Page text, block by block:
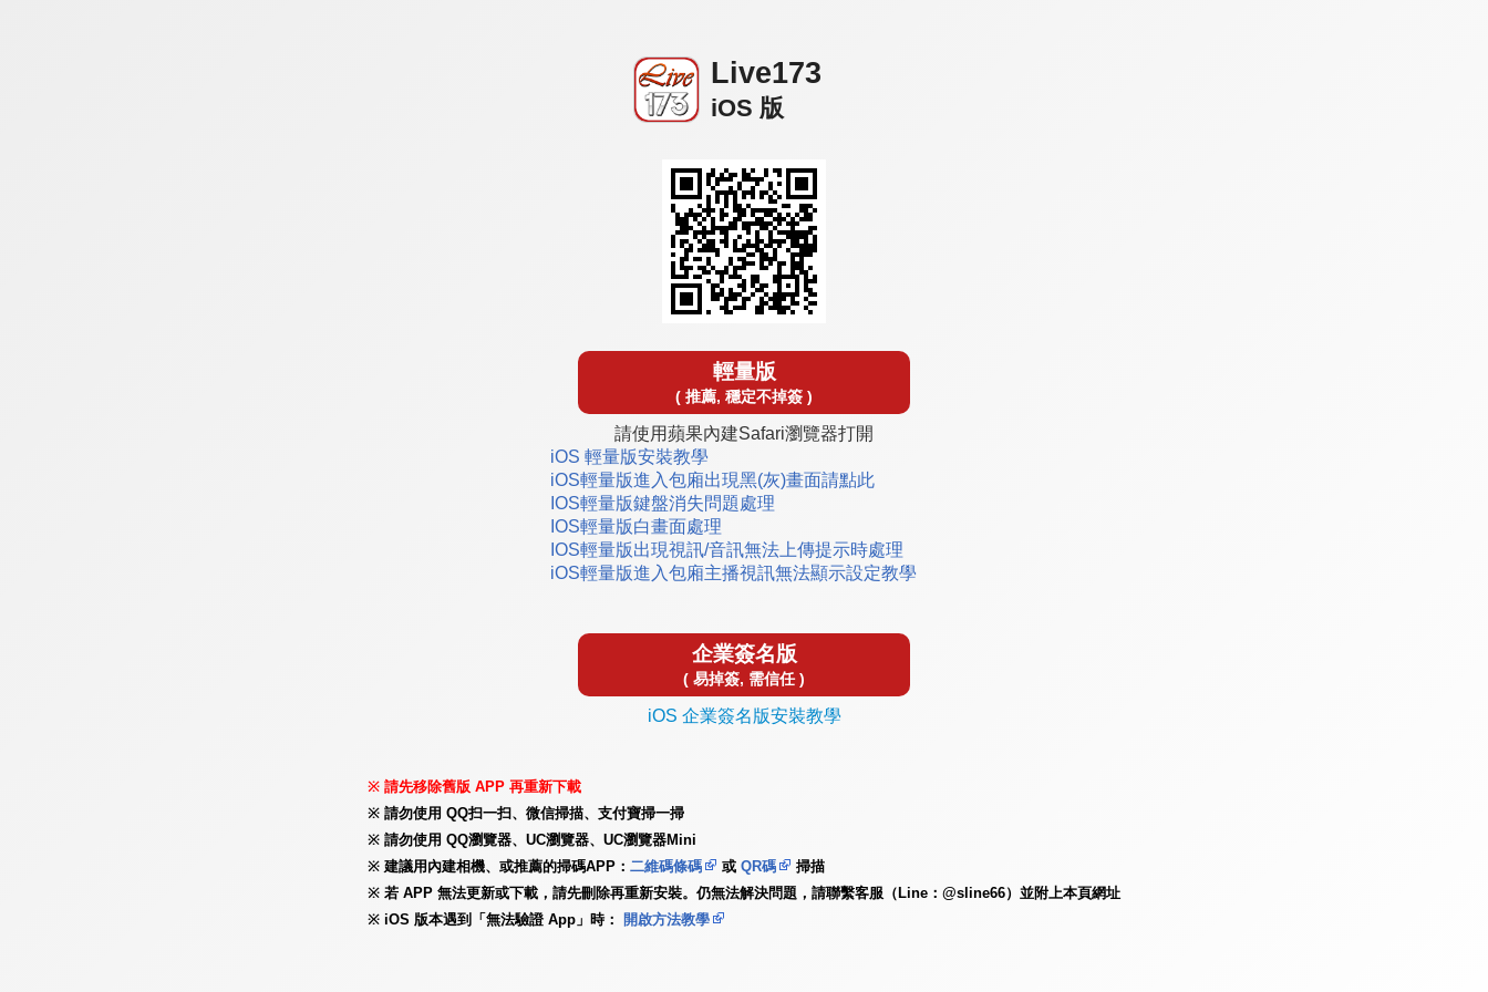
Live173
iOS 版
輕量版
( 推薦, 穩定不掉簽 )
請使用蘋果內建Safari瀏覽器打開
iOS 輕量版安裝教學
iOS輕量版進入包廂出現黑(灰)畫面請點此
IOS輕量版鍵盤消失問題處理
IOS輕量版白畫面處理
IOS輕量版出現視訊/音訊無法上傳提示時處理
iOS輕量版進入包廂主播視訊無法顯示設定教學
企業簽名版
( 易掉簽, 需信任 )
iOS 企業簽名版安裝教學
請先移除舊版 APP 再重新下載
請勿使用 QQ扫一扫、微信掃描、支付寶掃一掃
請勿使用 QQ瀏覽器、UC瀏覽器、UC瀏覽器Mini
建議用內建相機、或推薦的掃碼APP： 二維碼條碼 或 QR碼
掃描
若 APP 無法更新或下載，請先刪除再重新安裝。仍無法解決問題，請聯繫客服（Line：@sline66）並附上本頁網址
iOS 版本遇到「無法驗證 App」時：
開啟方法教學